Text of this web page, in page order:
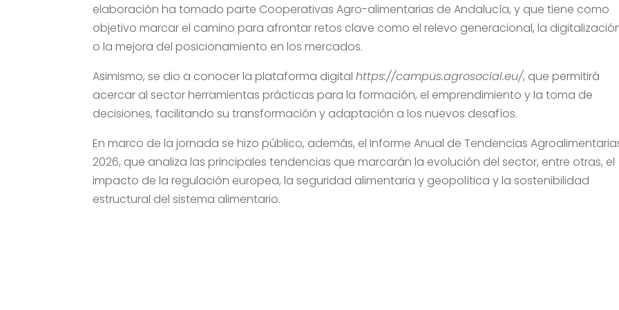
elaboración ha tomado parte Cooperativas Agro-alimentarias de Andalucía, y que tiene como
objetivo marcar el camino para afrontar retos clave como el relevo generacional, la
o la mejora del posicionamiento en los mercados.
Asimismo, se dio a conocer la plataforma digitalhttps://campus.agrosocial.eu/, que permitirá
acercar al sector herramientas prácticas para la formación, el emprendimiento y la toma de
decisiones, facilitando su transformación y adaptación a los nuevos desafíos.
En marco de la jornada se hizo público, además, el Informe Anual de Tendencias
2026, que analiza las principales tendencias que marcarán la evolución del sector, entre otras, el
impacto de la regulación europea, la seguridad alimentaria y geopolítica y la sostenibilidad
estructural del sistema alimentario.